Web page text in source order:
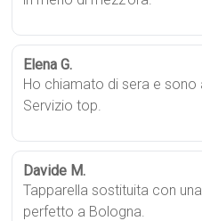
Elena G.
Ho chiamato di sera e sono
Servizio top.
Davide M.
Tapparella sostituita con
perfetto a Bologna.